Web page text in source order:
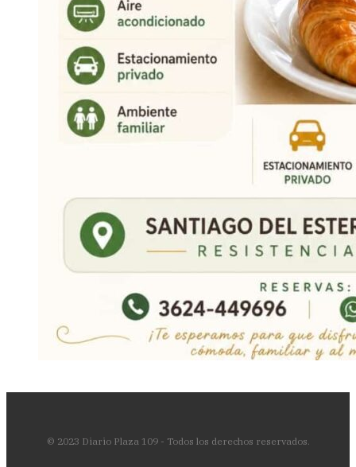
© 2023 Diario Plaza 109 - Todos los derechos reservados.